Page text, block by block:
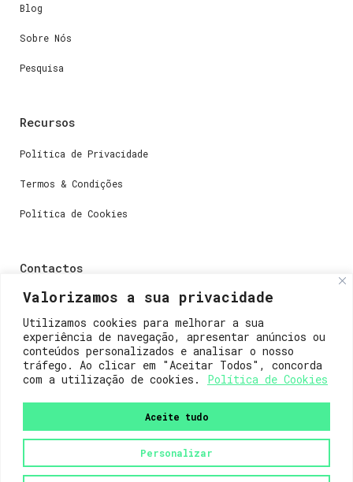
Valorizamos a sua privacidade
Utilizamos cookies para melhorar a sua
experiência de navegação, apresentar anúncios ou
conteúdos personalizados e analisar o nosso
tráfego. Ao clicar em "Aceitar Todos", concorda
com a utilização de cookies.
Política de Cookies
Personalizar
Aceite tudo
Blog
Sobre Nós
Pesquisa
Recursos
Política de Privacidade
Termos & Condições
Política de Cookies
Contactos
Dúvidas ou perguntas envie-nos um e-mail para
Dúvidas de registro ou suporte, envie um e-mail para
support@lisboainnovation.com